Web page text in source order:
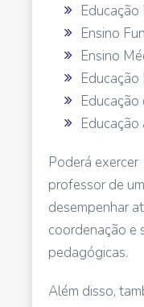
Ensino
Ensino
Educação
Educação
Poderá
professor de
desempenhar
coordenação e
pedagógicas.
Além disso,